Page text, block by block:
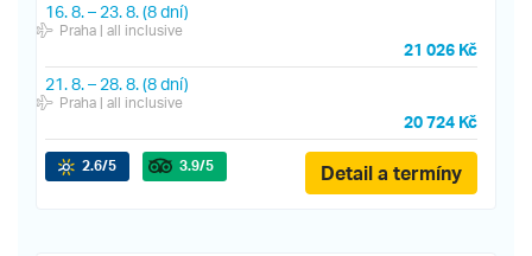
16. 8.– 23. 8.(8 dní)
Praha| all inclusive
21 026 Kč
21. 8.– 28. 8.(8 dní)
Praha| all inclusive
20 724 Kč
2.6/5 3.9/5 Detail a termíny